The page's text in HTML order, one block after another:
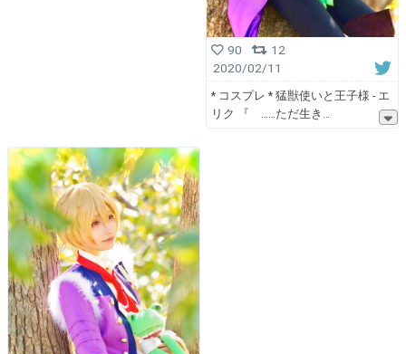
90
12
2020/02/11
* コスプレ * 猛獣使いと王子様 - エ
リク 『 ……ただ生き